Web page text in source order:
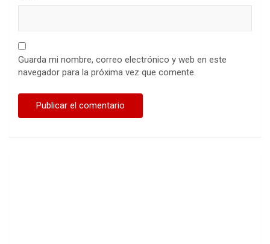
Guarda mi nombre, correo electrónico y web en este
navegador para la próxima vez que comente.